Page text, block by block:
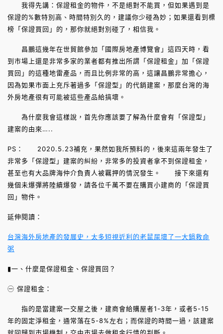
我得先講：保證租金的物件，不是絕對不能買，但如果遇到是
保證的%數特別高、時間特別久的，建議你少碰為妙；如果還看到標
榜「保證買回」的，那你就絕對別碰了，相信我。
昌鵬這幾年在世貿館參加「國際房地產博覽會」這四天時，看
到市場上還是非常多家的業者都有推出所謂「保證租金」加「保證
買回」的這種地雷產品，而且比例非常的高，這讓昌鵬非常擔心，
因為如果市面上充斥著過多「保證型」的代銷建案，那麼台灣的海
外房地產很有可能被這些產品給搞壞。
為什麼我會這樣說，首先你應該要了解為什麼會有「保證型」
建案的由來…..
PS： 2020.5.23補充，果然如我所預料的，後來這兩年發生了
非常多「保證型」建案的糾紛，非常多的投資者拿不到保證租金，
甚至也有大品牌海仲介負責人被羈押的情況發生。 接下來還有
幾個未爆彈將陸續爆發，請各位千萬不要在購買小建商的「保證買
回」物件。
延伸閱讀：
台灣海外房地產的發展史，太多短視近利的老鼠屎壞了一大鍋救命
粥
▮一、什麼是保證租金、保證買回？
㊀ 保證租金：
指的是當建案一交屋之後，建商會給購屋者1-3年，或者5-15
年的固定淨租金，通常落在5-8%左右；而保證的時間一過，該建案
就回歸到市場機制，交由市場去做租金行情的判斷。